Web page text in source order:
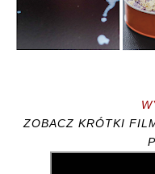
ZOBACZ KRÓTKI